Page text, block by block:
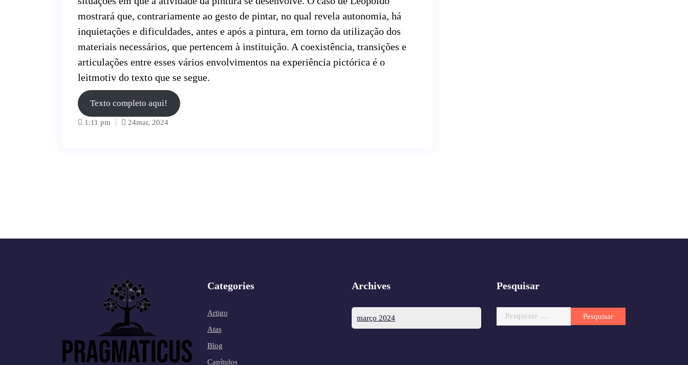
mostrará que, contrariamente ao gesto de pintar, no qual revela autonomia, há
inquietações e dificuldades, antes e após a pintura, em torno da utilização dos
materiais necessários, que pertencem à instituição. A coexistência, transições e
articulações entre esses vários envolvimentos na experiência pictórica é o
leitmotiv do texto que se segue.
Texto completo aqui!
1:11 pm 24mar, 2024
Categories
Artigo
Atas
Blog
Capítulos
Archives
março 2024
Pesquisar
Pesquisar